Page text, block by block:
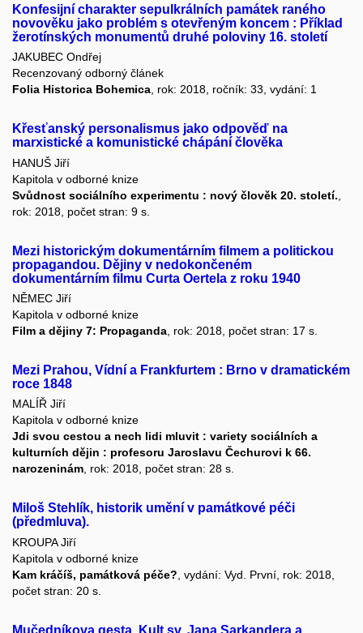
Konfesijní charakter sepulkrálních památek raného
novověku jako problém s otevřeným koncem : Příklad
žerotínských monumentů druhé poloviny 16. století
JAKUBEC Ondřej
Recenzovaný odborný článek
Folia Historica Bohemica, rok: 2018, ročník: 33, vydání: 1
Křesťanský personalismus jako odpověď na
marxistické a komunistické chápání člověka
HANUŠ Jiří
Kapitola v odborné knize
Svůdnost sociálního experimentu : nový člověk 20. století.
rok: 2018, počet stran: 9 s.
Mezi historickým dokumentárním filmem a politickou
propagandou. Dějiny v nedokončeném
dokumentárním filmu Curta Oertela z roku 1940
NĚMEC Jiří
Kapitola v odborné knize
Film a dějiny 7: Propaganda , rok: 2018, počet stran: 17 s.
Mezi Prahou, Vídní a Frankfurtem : Brno v dramatickém
roce 1848
MALÍŘ Jiří
Kapitola v odborné knize
Jdi svou cestou a nech lidi mluvit : variety sociálních a
kulturních dějin : profesoru Jaroslavu Čechurovi k 66.
narozeninám, rok: 2018, počet stran: 28 s.
Miloš Stehlík, historik umění v památkové péči
(předmluva).
KROUPA Jiří
Kapitola v odborné knize
Kam kráčíš, památková péče? , vydání: Vyd. První, rok: 2018,
počet stran: 20 s.
Mučedníkova gesta. Kult sv. Jana Sarkandera a